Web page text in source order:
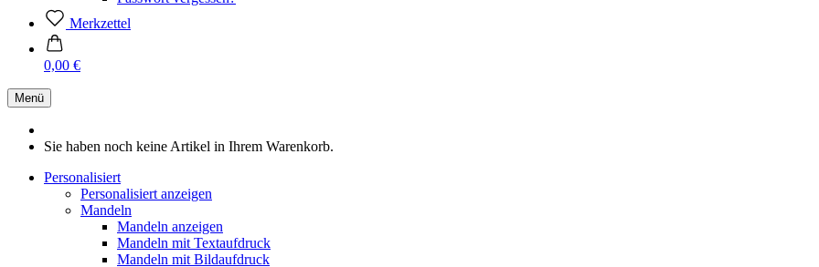
Merkzettel
0,00 €
Menü
Sie haben noch keine Artikel in Ihrem Warenkorb.
Personalisiert
Personalisiert anzeigen
Mandeln
Mandeln anzeigen
Mandeln mit Textaufdruck
Mandeln mit Bildaufdruck